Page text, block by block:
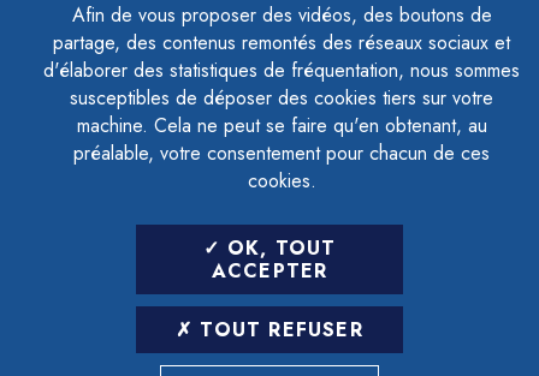
Afin de vous proposer des vidéos, des boutons de
partage, des contenus remontés des réseaux sociaux et
d'élaborer des statistiques de fréquentation, nous sommes
susceptibles de déposer des cookies tiers sur votre
machine. Cela ne peut se faire qu'en obtenant, au
préalable, votre consentement pour chacun de ces
cookies.
OK, TOUT
ACCEPTER
TOUT REFUSER